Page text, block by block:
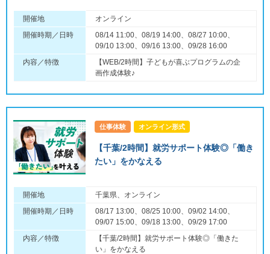
開催地
オンライン
開催時期／日時
08/14 11:00、08/19 14:00、08/27 10:00、
09/10 13:00、09/16 13:00、09/28 16:00
内容／特徴
【WEB/2時間】子どもが喜ぶプログラムの企
画作成体験♪
仕事体験 オンライン形式
【千葉/2時間】就労サポート体験◎「働き
たい」をかなえる
開催地
千葉県、オンライン
開催時期／日時
08/17 13:00、08/25 10:00、09/02 14:00、
09/07 15:00、09/18 13:00、09/29 17:00
内容／特徴
【千葉/2時間】就労サポート体験◎「働きた
い」をかなえる